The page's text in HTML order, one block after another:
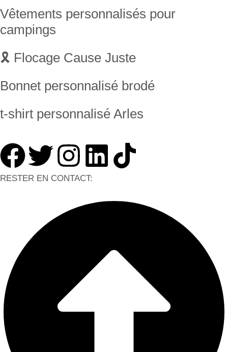
Vêtements personnalisés pour
campings
🎗 Flocage Cause Juste
Bonnet personnalisé brodé
t-shirt personnalisé Arles
RESTER EN CONTACT: